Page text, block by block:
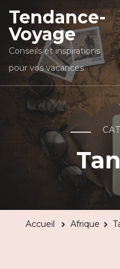
Tendance-
Voyage
Conseils et inspirations
pour vos vacances
Accueil Afrique